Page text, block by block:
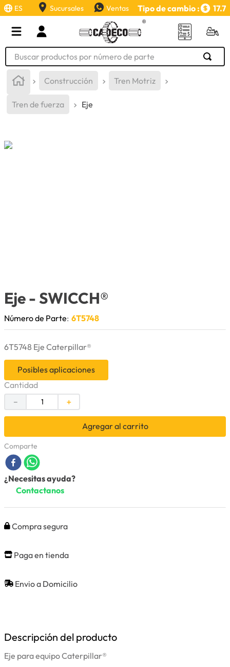
ES Sucursales Ventas Tipo de cambio : 17.7
Buscar productos por número de parte
Construcción Tren Motriz
Tren de fuerza Eje
Eje- SWICCH®
Número de Parte: 6T5748
6T5748 Eje Caterpillar®
Posibles aplicaciones
Cantidad
＋
－
Agregar al carrito
Comparte
¿Necesitas ayuda?
Contactanos
Compra segura
Paga en tienda
Envio a Domicilio
Descripción del producto
Eje para equipo Caterpillar®
TÉRMINOS MÁS BUSCADOS
2 .
aceite